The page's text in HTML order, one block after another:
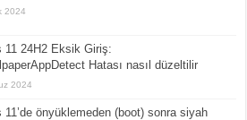
2024
11 24H2 Eksik Giriş:
Hatası nasıl düzeltilir
2024
11’de önyüklemeden (boot) sonra siyah